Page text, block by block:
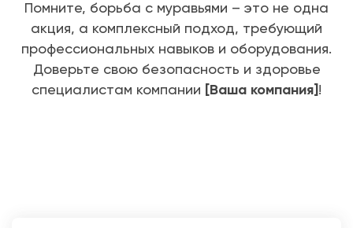
Помните, борьба с муравьями – это не одна
акция, а комплексный подход, требующий
профессиональных навыков и оборудования.
Доверьте свою безопасность и здоровье
специалистам компании [Ваша компания]!